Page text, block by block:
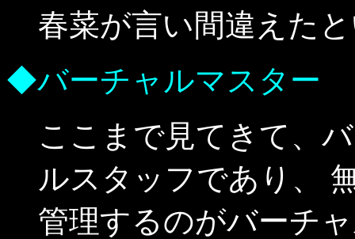
春菜が言い間違えた
◆バーチャルマスター
ここまで見てきて、
ルスタッフであり、
管理するのがバーチ